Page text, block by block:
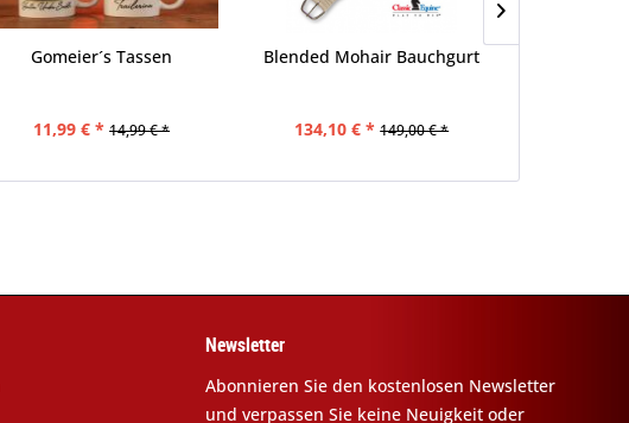
Gomeier´s Tassen
11,99 € * 14,99 € *
Blended Mohair Bauchgurt
134,10 € * 149,00 € *
Newsletter
Abonnieren Sie den kostenlosen Newsletter
und verpassen Sie keine Neuigkeit oder